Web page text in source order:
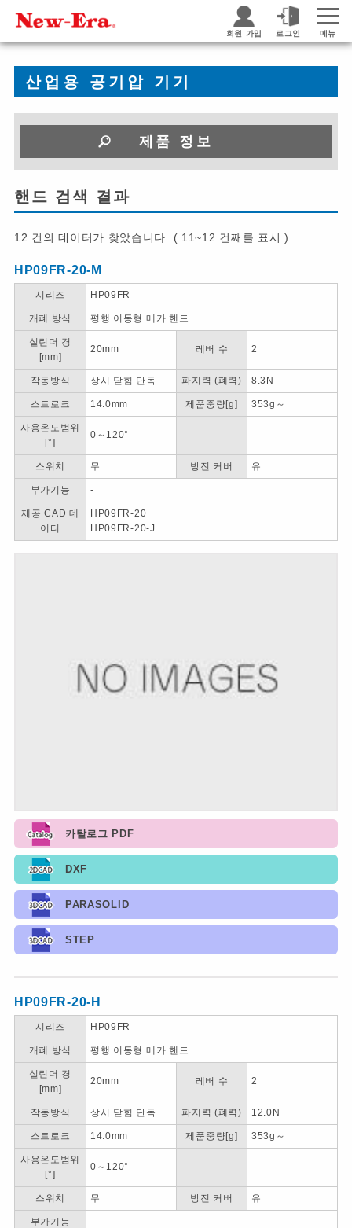
회원 가입 로그인 메뉴
산업용 공기압 기기
제품 정보
핸드 검색 결과
12 건의 데이터가 찾았습니다. ( 11~12 건째를 표시 )
HP09FR-20-M
시리즈 HP09FR
개폐 방식 평행 이동형 메카 핸드
실린더 경
[mm]
20mm 레버 수 2
작동방식 상시 닫힘 단독 파지력 (폐력) 8.3N
스트로크 14.0mm 제품중량[g] 353g～
사용온도범위
[°]
0～120°
스위치 무 방진 커버 유
부가기능 -
제공 CAD 데
이터
HP09FR-20
HP09FR-20-J
카탈로그 PDF
DXF
PARASOLID
STEP
HP09FR-20-H
시리즈 HP09FR
개폐 방식 평행 이동형 메카 핸드
실린더 경
[mm]
20mm 레버 수 2
작동방식 상시 닫힘 단독 파지력 (폐력) 12.0N
스트로크 14.0mm 제품중량[g] 353g～
사용온도범위
[°]
0～120°
스위치 무 방진 커버 유
부가기능 -